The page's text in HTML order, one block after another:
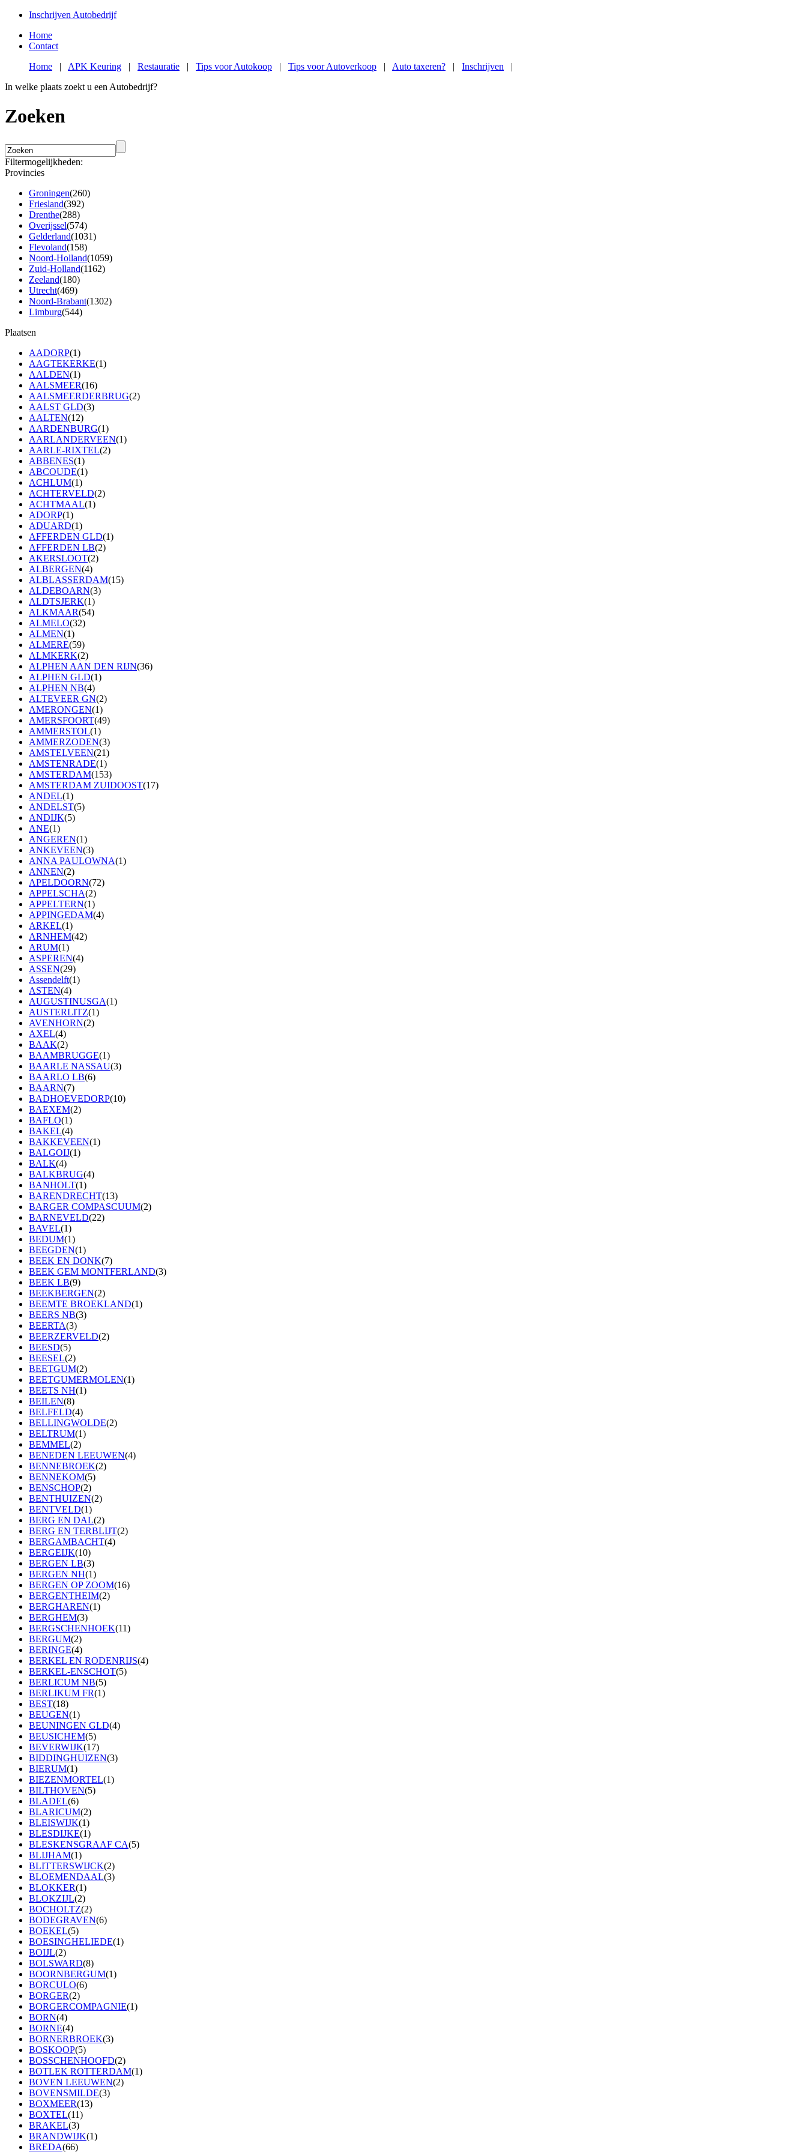
Inschrijven Autobedrijf
Home
Contact
Home | APK Keuring | Restauratie | Tips voor Autokoop | Tips voor Autoverkoop | Auto taxeren? | Inschrijven |
In welke plaats zoekt u een Autobedrijf?
Zoeken
Filtermogelijkheden:
Provincies
Groningen(260)
Friesland(392)
Drenthe(288)
Overijssel(574)
Gelderland(1031)
Flevoland(158)
Noord-Holland(1059)
Zuid-Holland(1162)
Zeeland(180)
Utrecht(469)
Noord-Brabant(1302)
Limburg(544)
Plaatsen
AADORP(1)
AAGTEKERKE(1)
AALDEN(1)
AALSMEER(16)
AALSMEERDERBRUG(2)
AALST GLD(3)
AALTEN(12)
AARDENBURG(1)
AARLANDERVEEN(1)
AARLE-RIXTEL(2)
ABBENES(1)
ABCOUDE(1)
ACHLUM(1)
ACHTERVELD(2)
ACHTMAAL(1)
ADORP(1)
ADUARD(1)
AFFERDEN GLD(1)
AFFERDEN LB(2)
AKERSLOOT(2)
ALBERGEN(4)
ALBLASSERDAM(15)
ALDEBOARN(3)
ALDTSJERK(1)
ALKMAAR(54)
ALMELO(32)
ALMEN(1)
ALMERE(59)
ALMKERK(2)
ALPHEN AAN DEN RIJN(36)
ALPHEN GLD(1)
ALPHEN NB(4)
ALTEVEER GN(2)
AMERONGEN(1)
AMERSFOORT(49)
AMMERSTOL(1)
AMMERZODEN(3)
AMSTELVEEN(21)
AMSTENRADE(1)
AMSTERDAM(153)
AMSTERDAM ZUIDOOST(17)
ANDEL(1)
ANDELST(5)
ANDIJK(5)
ANE(1)
ANGEREN(1)
ANKEVEEN(3)
ANNA PAULOWNA(1)
ANNEN(2)
APELDOORN(72)
APPELSCHA(2)
APPELTERN(1)
APPINGEDAM(4)
ARKEL(1)
ARNHEM(42)
ARUM(1)
ASPEREN(4)
ASSEN(29)
Assendelft(1)
ASTEN(4)
AUGUSTINUSGA(1)
AUSTERLITZ(1)
AVENHORN(2)
AXEL(4)
BAAK(2)
BAAMBRUGGE(1)
BAARLE NASSAU(3)
BAARLO LB(6)
BAARN(7)
BADHOEVEDORP(10)
BAEXEM(2)
BAFLO(1)
BAKEL(4)
BAKKEVEEN(1)
BALGOIJ(1)
BALK(4)
BALKBRUG(4)
BANHOLT(1)
BARENDRECHT(13)
BARGER COMPASCUUM(2)
BARNEVELD(22)
BAVEL(1)
BEDUM(1)
BEEGDEN(1)
BEEK EN DONK(7)
BEEK GEM MONTFERLAND(3)
BEEK LB(9)
BEEKBERGEN(2)
BEEMTE BROEKLAND(1)
BEERS NB(3)
BEERTA(3)
BEERZERVELD(2)
BEESD(5)
BEESEL(2)
BEETGUM(2)
BEETGUMERMOLEN(1)
BEETS NH(1)
BEILEN(8)
BELFELD(4)
BELLINGWOLDE(2)
BELTRUM(1)
BEMMEL(2)
BENEDEN LEEUWEN(4)
BENNEBROEK(2)
BENNEKOM(5)
BENSCHOP(2)
BENTHUIZEN(2)
BENTVELD(1)
BERG EN DAL(2)
BERG EN TERBLIJT(2)
BERGAMBACHT(4)
BERGEIJK(10)
BERGEN LB(3)
BERGEN NH(1)
BERGEN OP ZOOM(16)
BERGENTHEIM(2)
BERGHAREN(1)
BERGHEM(3)
BERGSCHENHOEK(11)
BERGUM(2)
BERINGE(4)
BERKEL EN RODENRIJS(4)
BERKEL-ENSCHOT(5)
BERLICUM NB(5)
BERLIKUM FR(1)
BEST(18)
BEUGEN(1)
BEUNINGEN GLD(4)
BEUSICHEM(5)
BEVERWIJK(17)
BIDDINGHUIZEN(3)
BIERUM(1)
BIEZENMORTEL(1)
BILTHOVEN(5)
BLADEL(6)
BLARICUM(2)
BLEISWIJK(1)
BLESDIJKE(1)
BLESKENSGRAAF CA(5)
BLIJHAM(1)
BLITTERSWIJCK(2)
BLOEMENDAAL(3)
BLOKKER(1)
BLOKZIJL(2)
BOCHOLTZ(2)
BODEGRAVEN(6)
BOEKEL(5)
BOESINGHELIEDE(1)
BOIJL(2)
BOLSWARD(8)
BOORNBERGUM(1)
BORCULO(6)
BORGER(2)
BORGERCOMPAGNIE(1)
BORN(4)
BORNE(4)
BORNERBROEK(3)
BOSKOOP(5)
BOSSCHENHOOFD(2)
BOTLEK ROTTERDAM(1)
BOVEN LEEUWEN(2)
BOVENSMILDE(3)
BOXMEER(13)
BOXTEL(11)
BRAKEL(3)
BRANDWIJK(1)
BREDA(66)